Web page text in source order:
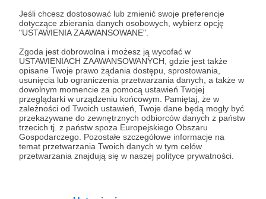
Jeśli chcesz dostosować lub zmienić swoje preferencje
dotyczące zbierania danych osobowych, wybierz opcję
"USTAWIENIA ZAAWANSOWANE".
Zgoda jest dobrowolna i możesz ją wycofać w
USTAWIENIACH ZAAWANSOWANYCH, gdzie jest także
opisane Twoje prawo żądania dostępu, sprostowania,
usunięcia lub ograniczenia przetwarzania danych, a także w
dowolnym momencie za pomocą ustawień Twojej
przeglądarki w urządzeniu końcowym. Pamiętaj, że w
zależności od Twoich ustawień, Twoje dane będą mogły być
przekazywane do zewnętrznych odbiorców danych z państw
trzecich tj. z państw spoza Europejskiego Obszaru
Gospodarczego. Pozostałe szczegółowe informacje na
temat przetwarzania Twoich danych w tym celów
przetwarzania znajdują się w naszej polityce prywatności.
* Zapoznałem się i akceptujęRegulaminserwisu oraz
* Wyrażam zgodę na przetwarzanie moich danych
osobowych podanych w formularzu rejestracyjnym w celu
prawidłowego świadczenia usług serwisu Patronite.
Wyrażam zgodę na otrzymywanie drogą elektroniczną
informacji handlowych - newslettera. Opcja ta może zostać
zmieniona w ustawieniach konta.